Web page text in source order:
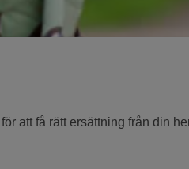
att få rätt ersättning från din